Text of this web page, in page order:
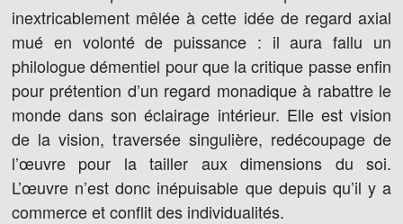
inextricablement mêlée à cette idée de regard axial
mué en volonté de puissance : il aura fallu un
philologue démentiel pour que la critique passe enfin
pour prétention d’un regard monadique à rabattre le
monde dans son éclairage intérieur. Elle est vision
de la vision, traversée singulière, redécoupage de
l’œuvre pour la tailler aux dimensions du soi.
L’œuvre n’est donc inépuisable que depuis qu’il y a
commerce et conflit des individualités.